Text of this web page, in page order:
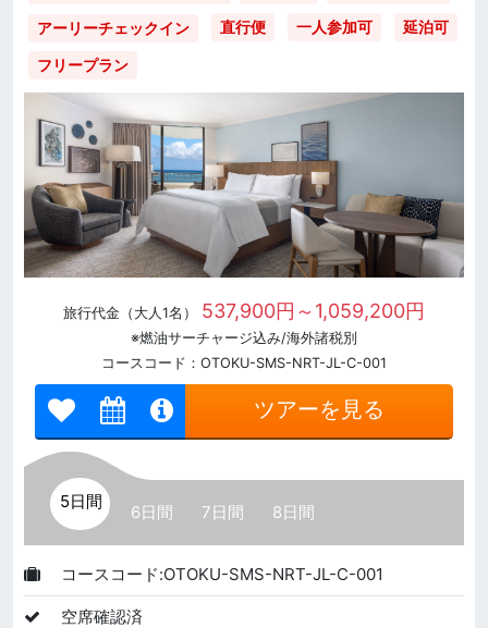
アーリーチェックイン 直行便 一人参加可 延泊可
フリープラン
旅行代金（大人1名） 537,900円～1,059,200円
※燃油サーチャージ込み/海外諸税別
コースコード：OTOKU-SMS-NRT-JL-C-001
ツアーを見る
5日間
6日間 7日間 8日間
コースコード:OTOKU-SMS-NRT-JL-C-001
空席確認済